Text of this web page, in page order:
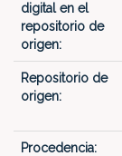
digital en el
repositorio de
origen:
Repositorio de
origen:
Procedencia: